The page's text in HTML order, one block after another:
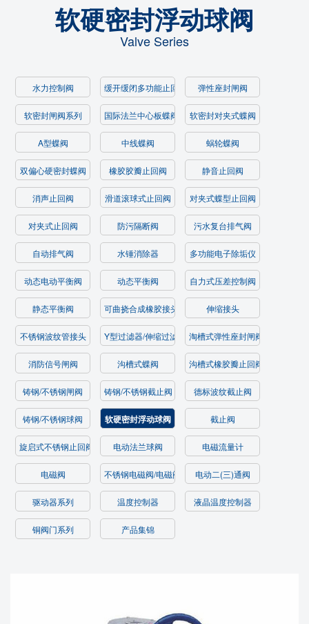
软硬密封浮动球阀
Valve Series
水力控制阀 缓开缓闭多功能止回阀 弹性座封闸阀
软密封闸阀系列 国际法兰中心板蝶阀 软密封对夹式蝶阀
A型蝶阀 中线蝶阀 蜗轮蝶阀
双偏心硬密封蝶阀 橡胶胶瓣止回阀 静音止回阀
消声止回阀 滑道滚球式止回阀 对夹式蝶型止回阀
对夹式止回阀 防污隔断阀 污水复台排气阀
自动排气阀 水锤消除器 多功能电子除垢仪
动态电动平衡阀 动态平衡阀 自力式压差控制阀
静态平衡阀 可曲挠合成橡胶接头 伸缩接头
不锈钢波纹管接头 Y型过滤器/伸缩过滤器 淘槽式弹性座封闸阀
消防信号闸阀 沟槽式蝶阀 沟槽式橡胶瓣止回阀/过滤器
铸钢/不锈钢闸阀 铸钢/不锈钢截止阀 德标波纹截止阀
铸钢/不锈钢球阀 软硬密封浮动球阀 截止阀
旋启式不锈钢止回阀 电动法兰球阀 电磁流量计
电磁阀 不锈钢电磁阀/电磁阀 电动二(三)通阀
驱动器系列 温度控制器 液晶温度控制器
铜阀门系列 产品集锦